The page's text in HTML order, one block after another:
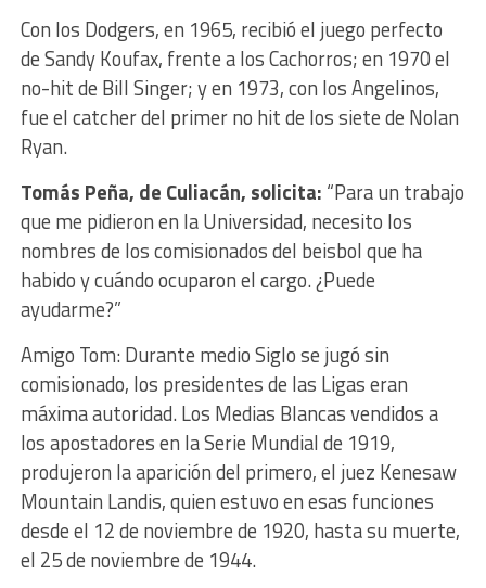
Con los Dodgers, en 1965, recibió el juego perfecto
de Sandy Koufax, frente a los Cachorros; en 1970 el
no-hit de Bill Singer; y en 1973, con los Angelinos,
fue el catcher del primer no hit de los siete de Nolan
Ryan.
Tomás Peña, de Culiacán, solicita: “Para un trabajo
que me pidieron en la Universidad, necesito los
nombres de los comisionados del beisbol que ha
habido y cuándo ocuparon el cargo. ¿Puede
ayudarme?”
Amigo Tom: Durante medio Siglo se jugó sin
comisionado, los presidentes de las Ligas eran
máxima autoridad. Los Medias Blancas vendidos a
los apostadores en la Serie Mundial de 1919,
produjeron la aparición del primero, el juez Kenesaw
Mountain Landis, quien estuvo en esas funciones
desde el 12 de noviembre de 1920, hasta su muerte,
el 25 de noviembre de 1944.